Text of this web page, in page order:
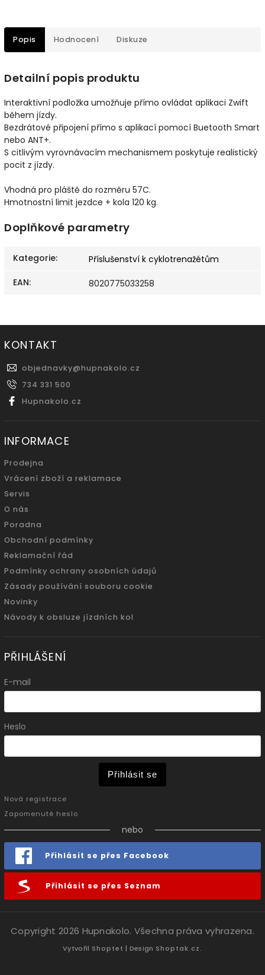
Popis Hodnocení Diskuze
Detailní popis produktu
Interaktivní podložka umožňuje přímo ovládat aplikaci Zwift
během jízdy.
Bezdrátové připojení přímo s aplikací pomocí Buetooth Smart
nebo ANT+.
S citlivým vyrovnávacím mechanismem poskytuje realistický
pocit z jízdy.
Vhodná pro pláště do rozměru 57C.
Hmotnostní limit jezdce + kola 120 kg.
Doplňkové parametry
Kategorie:
Příslušenství k cyklotrenažétům
EAN: 8020775033258
KONTAKT
objednavky@hupnakolo.cz
734 331 500
Hupnakolo.cz
INFORMACE
Prodejna
Vrácení zboží a reklamace
Servis
O nás
Poradna
Obchodní podmínky
Reklamační řád
Podmínky ochrany osobních údajů
Zásady používání souboru cookie
Novinky
Návody k obsluze jízdních kol
PŘIHLÁŠENÍ
E-mail
Heslo
Přihlásit se
Nová registrace
Zapomenuté heslo
nebo
Přihlásit se přes Facebook
Přihlásit se přes Seznam
Copyright 2026 Hupnakolo. Všechna práva vyhrazena.
Vytvořil Shoptet | Design Shoptak.cz.